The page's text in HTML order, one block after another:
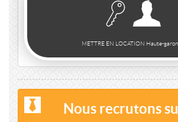
METTRE EN LOCATION Haute-
Nous recrutons